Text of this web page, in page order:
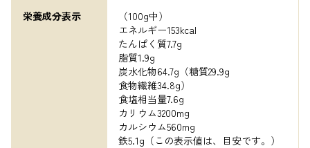
栄養成分表示
（100g中）
エネルギー153kcal
たんぱく質7.7g
脂質1.9g
炭水化物64.7g（糖質29.9g
食物繊維34.8g）
食塩相当量7.6g
カリウム3200mg
カルシウム560mg
鉄5.1g（この表示値は、目安です。）